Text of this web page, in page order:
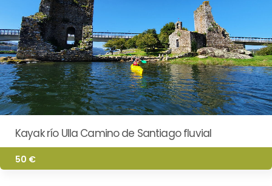
Kayak río Ulla Camino de Santiago fluvial
50 €